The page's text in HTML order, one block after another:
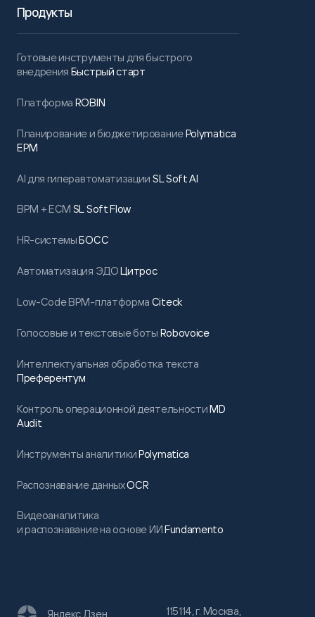
Продукты
Готовые инструменты для быстрого
внедрения Быстрый старт
Платформа ROBIN
Планирование и бюджетированиеPolymatica
EPM
AI для гиперавтоматизации SL Soft AI
BPM + ECM SL Soft Flow
HR-системыБОСС
Автоматизация ЭДОЦитрос
Low-Code BPM-платформа Citeck
Голосовые и текстовые боты Robovoice
Интеллектуальная обработка текста
Преферентум
Контроль операционной деятельностиMD
Audit
Инструменты аналитикиPolymatica
Распознавание данныхOCR
Видеоаналитика
и распознавание на основе ИИFundamento
115114, г. Москва,
Яндекс Дзен